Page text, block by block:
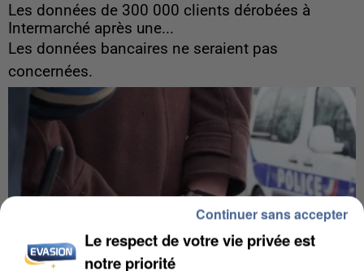
Les données de 300 000 clients dérobées à
Intermarché après une...
Les données bancaires ne seraient pas
concernées.
Le respect de votre vie privée est
notre priorité
Continuer sans accepter